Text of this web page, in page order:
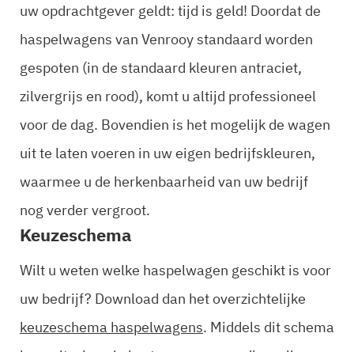
uw opdrachtgever geldt: tijd is geld! Doordat de
haspelwagens van Venrooy standaard worden
gespoten (in de standaard kleuren antraciet,
zilvergrijs en rood), komt u altijd professioneel
voor de dag. Bovendien is het mogelijk de wagen
uit te laten voeren in uw eigen bedrijfskleuren,
waarmee u de herkenbaarheid van uw bedrijf
nog verder vergroot.
Keuzeschema
Wilt u weten welke haspelwagen geschikt is voor
uw bedrijf? Download dan het overzichtelijke
keuzeschema haspelwagens. Middels dit schema